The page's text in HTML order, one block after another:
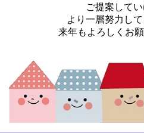
ご提案して
より一層努力して
来年もよろしくお